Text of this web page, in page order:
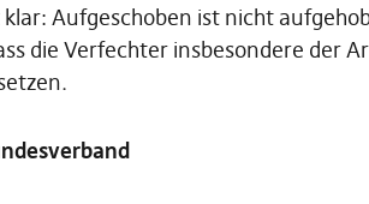
Aufgeschoben ist nicht
die Verfechter insbesondere der